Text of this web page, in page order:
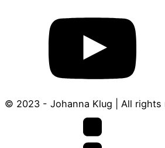
© 2023 - Johanna Klug | All rights